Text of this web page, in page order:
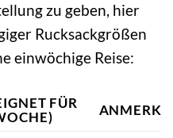
zu geben, hier
Rucksackgrößen
einwöchige Reise:
FÜR